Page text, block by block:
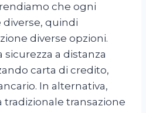
che ogni
quindi
diverse opzioni.
a distanza
carta di credito,
In alternativa,
tradizionale transazione